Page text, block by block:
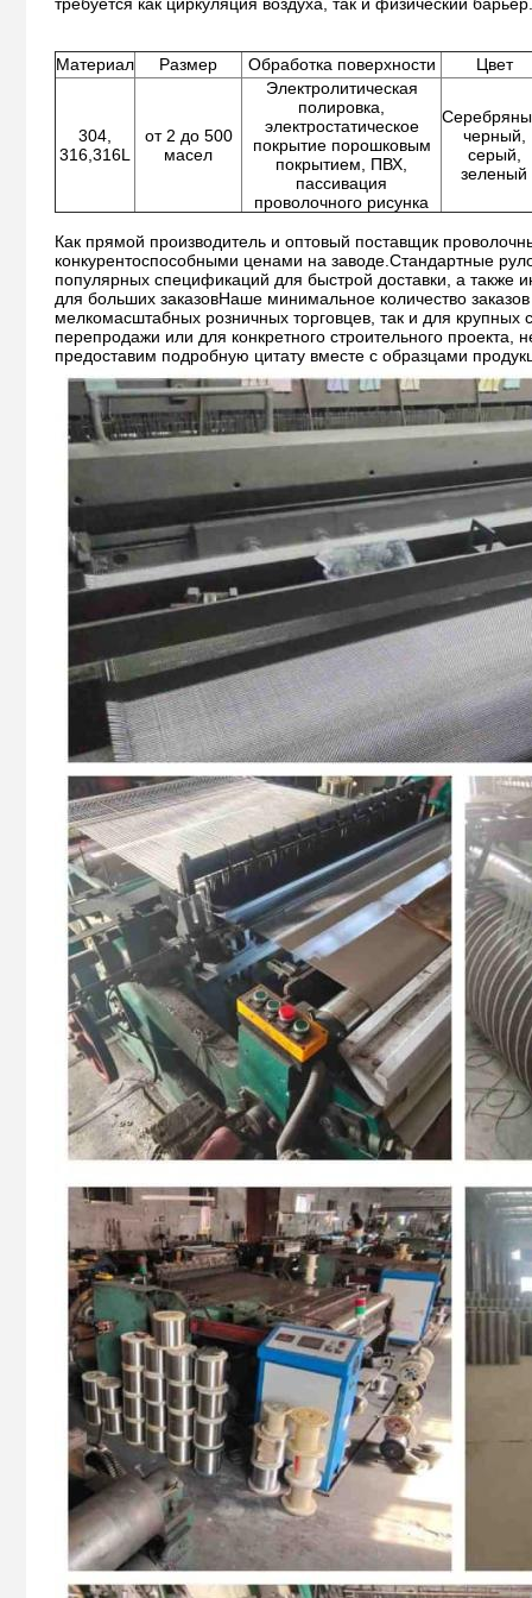
требуется как циркуляция воздуха, так и физический барьер.
Материал Размер Обработка поверхности Цвет
304,
316,316L
от 2 до 500
масел
Электролитическая
полировка,
электростатическое
покрытие порошковым
покрытием, ПВХ,
пассивация
проволочного рисунка
черный,
серый,
зеленый
Как прямой производитель и оптовый поставщик
конкурентоспособными ценами на заводе.Стандартные
популярных спецификаций для быстрой доставки, а также
для больших заказовНаше минимальное количество
мелкомасштабных розничных торговцев, так и для
перепродажи или для конкретного строительного
предоставим подробную цитату вместе с образцами